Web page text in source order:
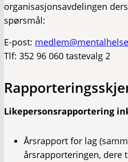
organisasjonsavdelingen
spørsmål:
E-post:
Tlf: 352 96 060 tastevalg 2
Likepersonsrapportering
Årsrapport for lag
årsrapporteringen, dere